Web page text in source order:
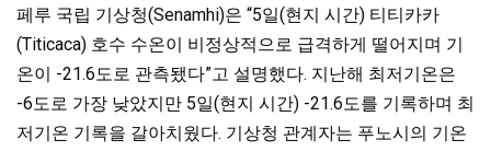
페루 국립 기상청(Senamhi)은 “5일(현지 시간) 티티카카
(Titicaca) 호수 수온이 비정상적으로 급격하게 떨어지며 기
온이 -21.6도로 관측됐다”고 설명했다. 지난해 최저기온은
-6도로 가장 낮았지만 5일(현지 시간) -21.6도를 기록하며 최
저기온 기록을 갈아치웠다. 기상청 관계자는 푸노시의 기온